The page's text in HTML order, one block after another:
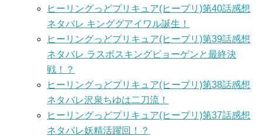
ヒーリングっどプリキュア(ヒープリ)第40話感想
ネタバレ キンググアイワル誕生！
ヒーリングっどプリキュア(ヒープリ)第39話感想
ネタバレ ラスボスキングビョーゲンと最終決
戦！？
ヒーリングっどプリキュア(ヒープリ)第38話感想
ネタバレ沢泉ちゆは二刀流！
ヒーリングっどプリキュア(ヒープリ)第37話感想
ネタバレ妖精活躍回！？